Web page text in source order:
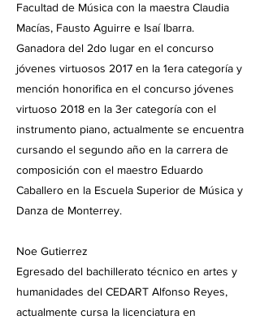
Facultad de Música con la maestra Claudia
Macías, Fausto Aguirre e Isaí Ibarra.
Ganadora del 2do lugar en el concurso
jóvenes virtuosos 2017 en la 1era categoría y
mención honorifica en el concurso jóvenes
virtuoso 2018 en la 3er categoría con el
instrumento piano, actualmente se encuentra
cursando el segundo año en la carrera de
composición con el maestro Eduardo
Caballero en la Escuela Superior de Música y
Danza de Monterrey.
Noe Gutierrez
Egresado del bachillerato técnico en artes y
humanidades del CEDART Alfonso Reyes,
actualmente cursa la licenciatura en